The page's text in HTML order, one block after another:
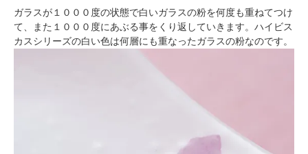
ガラスが１０００度の状態で白いガラスの粉を何度も重ねてつけ
て、また１０００度にあぶる事をくり返していきます。ハイビス
カスシリーズの白い色は何層にも重なったガラスの粉なのです。